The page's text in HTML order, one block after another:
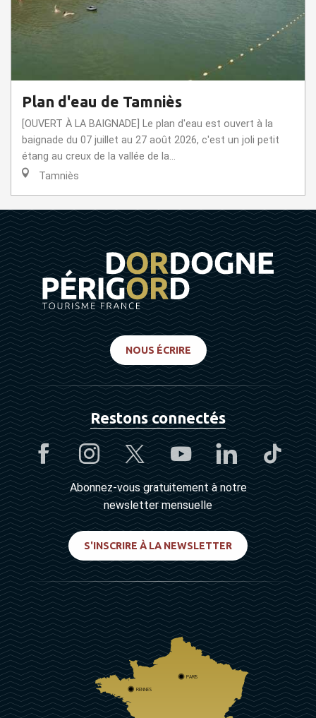
Plan d'eau de Tamniès
[OUVERT À LA BAIGNADE] Le plan d'eau est ouvert à la
baignade du 07 juillet au 27 août 2026, c'est un joli petit
étang au creux de la vallée de la...
Tamniès
NOUS ÉCRIRE
Restons connectés
Abonnez-vous gratuitement à notre
newsletter mensuelle
S'INSCRIRE À LA NEWSLETTER
PARIS
RENNES